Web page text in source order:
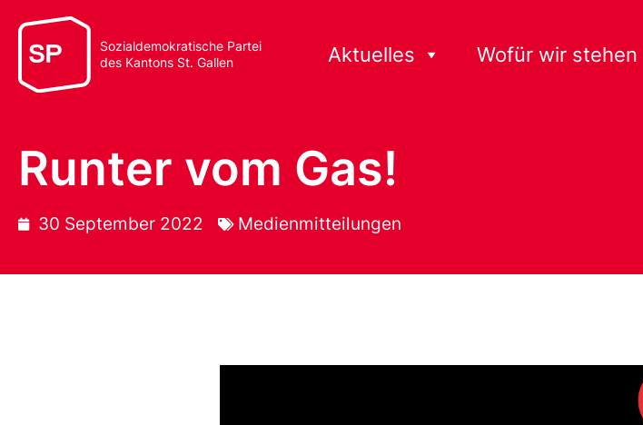
Sozialdemokratische Partei
des Kantons St. Gallen
Aktuelles Wofür wir stehen
Runter vom Gas!
30 September 2022 Medienmitteilungen